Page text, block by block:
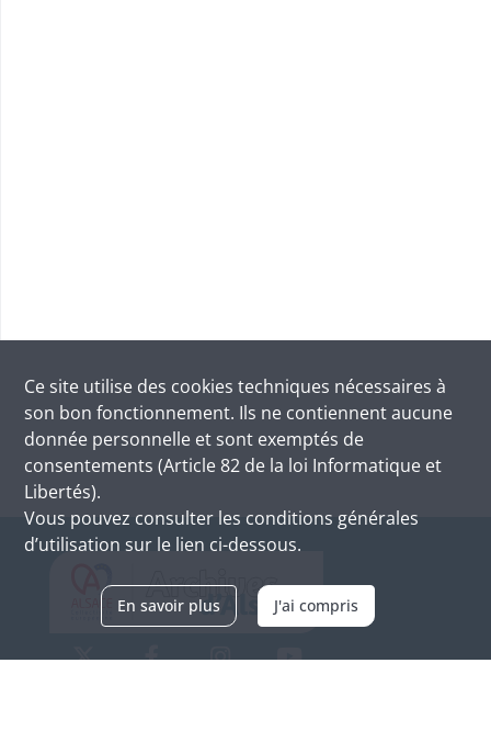
Ce site utilise des cookies techniques nécessaires à
son bon fonctionnement. Ils ne contiennent aucune
donnée personnelle et sont exemptés de
consentements (Article 82 de la loi Informatique et
Libertés).
Vous pouvez consulter les conditions générales
d’utilisation sur le lien ci-dessous.
En savoir plus J'ai compris